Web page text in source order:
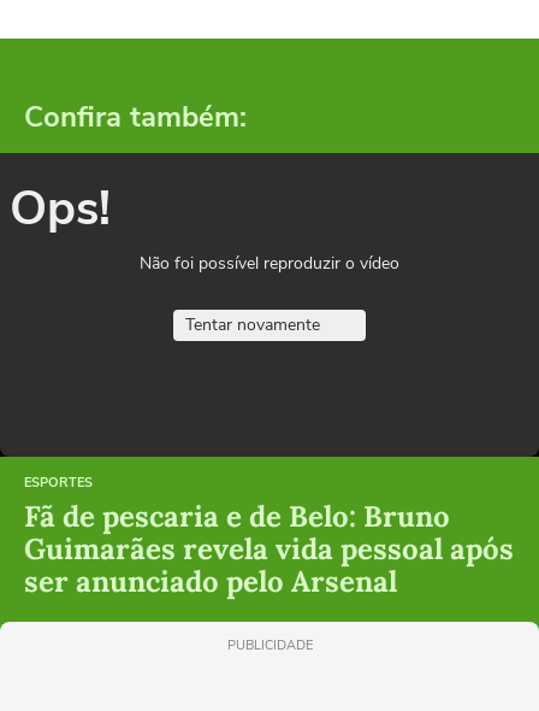
Confira também:
Ops!
Não foi possível reproduzir o vídeo
Tentar novamente
ESPORTES
Fã de pescaria e de Belo: Bruno
Guimarães revela vida pessoal após
ser anunciado pelo Arsenal
PUBLICIDADE